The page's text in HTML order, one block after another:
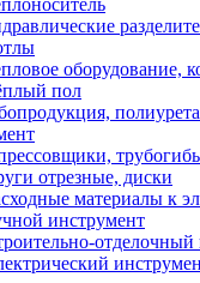
оборудование,
пол
отрезные, диски
материалы к
инструмент
отделочный